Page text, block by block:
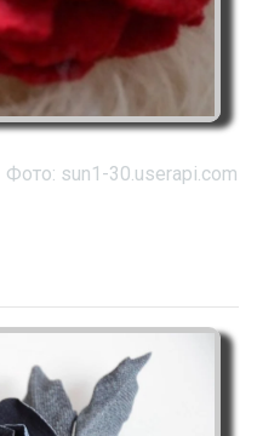
Фото: sun1-30.userapi.com